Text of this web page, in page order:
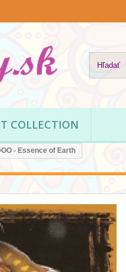
COLLECTION
- Essence of Earth